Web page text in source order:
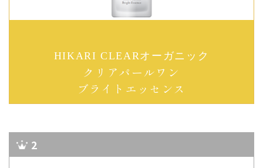
HIKARI CLEARオーガニック
クリアパールワン
ブライトエッセンス
2